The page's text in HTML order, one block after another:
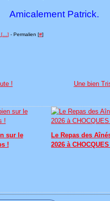
Patrick.
[ ] - Permalien [#]
! Une bien
sur le
!
Le Repas des
2026 à